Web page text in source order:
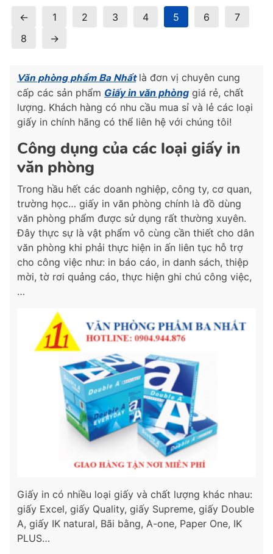
← 1 2 3 4 5 6
7
8
→
Văn phòng phẩm Ba Nhấtlà đơn vị chuyên cung
cấp các sản phẩm Giấy in văn phòng giá rẻ, chất
lượng. Khách hàng có nhu cầu mua sỉ và lẻ các loại
giấy in chính hãng có thể liên hệ với chúng tôi!
Công dụng của các loại giấy in
văn phòng
Trong hầu hết các doanh nghiệp, công ty, cơ quan,
trường học… giấy in văn phòng chính là đồ dùng
văn phòng phẩm được sử dụng rất thường xuyên.
Đây thực sự là vật phẩm vô cùng cần thiết cho dân
văn phòng khi phải thực hiện in ấn liên tục hỗ trợ
cho công việc như: in báo cáo, in danh sách, thiệp
mời, tờ rơi quảng cáo, thực hiện ghi chú công việc,
…
Giấy in có nhiều loại giấy và chất lượng khác nhau:
giấy Excel, giấy Quality, giấy Supreme, giấy Double
A, giấy IK natural, Bãi bằng, A-one, Paper One, IK
PLUS…